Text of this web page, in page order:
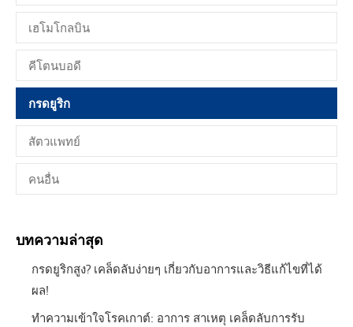
เฮโมโกลบิน
คีโตนบอดี
กรดยูริก
สัตวแพทย์
คนอื่น
บทความล่าสุด
กรดยูริกสูง? เคล็ดลับง่ายๆ เกี่ยวกับอาการและวิธีแก้ไขที่ได้
ผล!
ทำความเข้าใจโรคเกาต์: อาการ สาเหตุ เคล็ดลับการรับ